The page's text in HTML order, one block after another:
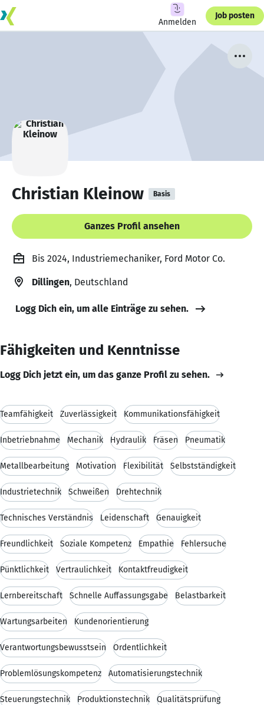
Anmelden
Job posten
Christian Kleinow Basis
Ganzes Profil ansehen
Bis 2024, Industriemechaniker, Ford Motor Co.
Dillingen, Deutschland
Logg Dich ein, um alle Einträge zu sehen.
Fähigkeiten und Kenntnisse
Logg Dich jetzt ein, um das ganze Profil zu sehen.
Teamfähigkeit Zuverlässigkeit Kommunikationsfähigkeit
Inbetriebnahme Mechanik Hydraulik Fräsen Pneumatik
Metallbearbeitung Motivation Flexibilität Selbstständigkeit
Industrietechnik Schweißen Drehtechnik
Technisches Verständnis Leidenschaft Genauigkeit
Freundlichkeit Soziale Kompetenz Empathie Fehlersuche
Pünktlichkeit Vertraulichkeit Kontaktfreudigkeit
Lernbereitschaft Schnelle Auffassungsgabe Belastbarkeit
Wartungsarbeiten Kundenorientierung
Verantwortungsbewusstsein Ordentlichkeit
Problemlösungskompetenz Automatisierungstechnik
Steuerungstechnik Produktionstechnik Qualitätsprüfung